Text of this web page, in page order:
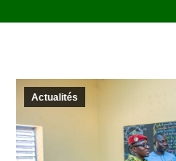
Actualités